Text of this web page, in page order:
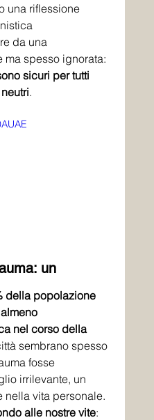
una riflessione
da una
ma spesso ignorata:
sicuri per tutti
.
un
della popolazione
nel corso della
sembrano spesso
fosse
irrilevante, un
nella vita personale.
alle nostre vite: